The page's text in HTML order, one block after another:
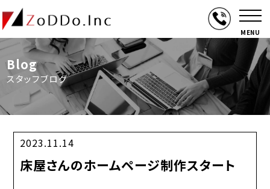
MENU
Blog
スタッフブログ
2023.11.14
床屋さんのホームページ制作スタート